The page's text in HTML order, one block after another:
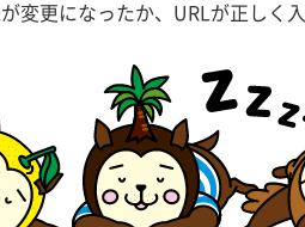
変更になったか、URLが正しく